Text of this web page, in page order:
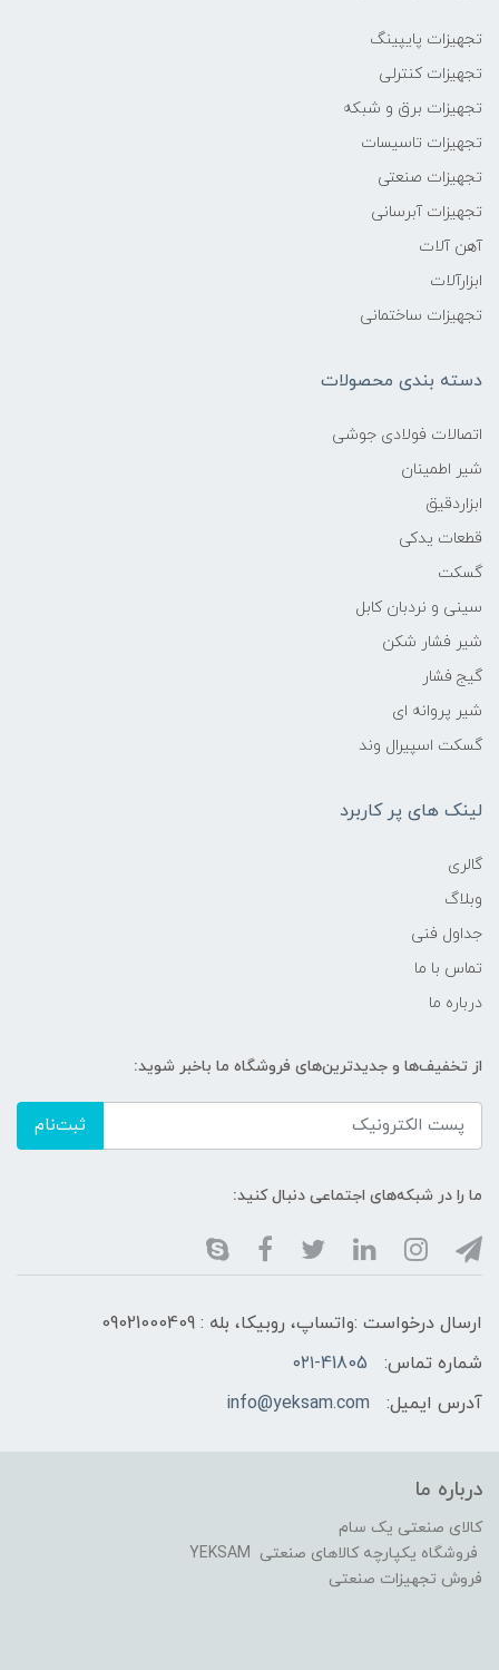
تجهیزات پایپینگ
تجهیزات کنترلی
تجهیزات برق و شبکه
تجهیزات تاسیسات
تجهیزات صنعتی
تجهیزات آبرسانی
آهن آلات
ابزارآلات
تجهیزات ساختمانی
دسته بندی محصولات
اتصالات فولادی جوشی
شیر اطمینان
ابزاردقیق
قطعات یدکی
گسکت
سینی و نردبان کابل
شیر فشار شکن
گیج فشار
شیر پروانه ای
گسکت اسپیرال وند
لینک های پر کاربرد
گالری
وبلاگ
جداول فنی
تماس با ما
درباره ما
از تخفیف‌ها و جدیدترین‌های فروشگاه ما باخبر شوید:
ثبت‌نام
ما را در شبکه‌های اجتماعی دنبال کنید:
ارسال درخواست :واتساپ، روبیکا، بله : 09021000409
شماره تماس:
۰۲۱-41805
آدرس ایمیل:
info@yeksam.com
درباره ما
کالای صنعتی یک سام
فروشگاه یکپارچه کالاهای صنعتی YEKSAM
فروش تجهیزات صنعتی